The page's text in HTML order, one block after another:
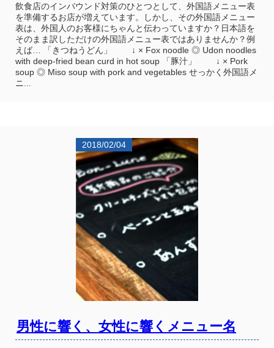
飲食店のインバウンド対策のひとつとして、外国語メニュー表
を準備するお店が増えています。しかし、その外国語メニュー
表は、外国人のお客様にちゃんと伝わっていますか？日本語を
そのまま訳しただけの外国語メニュー表ではありませんか？例
えば… 「きつねうどん」 ↓ × Fox noodle ◎ Udon noodles
with deep-fried bean curd in hot soup 「豚汁」 ↓ × Pork
soup ◎ Miso soup with pork and vegetables せっかく外国語メ
ニ...
2018/02/04
男性に響く、女性に響くメニュー名